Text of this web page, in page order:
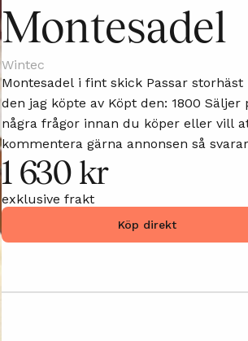
Montesadel
Wintec
Montesadel i fint skick Passar
den jag köpte av Köpt den: 1800 Säljer pga: ingen användning för Om du har
några frågor innan du köper eller vill
kommentera gärna annonsen så
möjligt. (Är inte det märket men tog
1 630 kr
exklusive frakt
Köp direkt